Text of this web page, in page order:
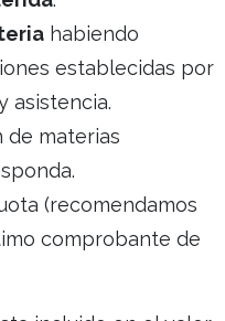
cumplir con las
totalidad de
.
y asistencia.